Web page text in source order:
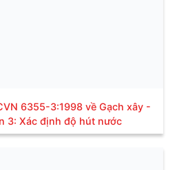
6355-3:1998 về Gạch xây -
3: Xác định độ hút nước